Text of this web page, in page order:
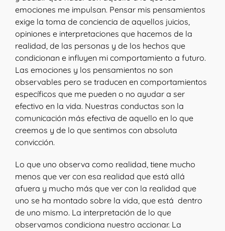
emociones me impulsan. Pensar mis pensamientos
exige la toma de conciencia de aquellos juicios,
opiniones e interpretaciones que hacemos de la
realidad, de las personas y de los hechos que
condicionan e influyen mi comportamiento a futuro.
Las emociones y los pensamientos no son
observables pero se traducen en comportamientos
específicos que me pueden o no ayudar a ser
efectivo en la vida. Nuestras conductas son la
comunicación más efectiva de aquello en lo que
creemos y de lo que sentimos con absoluta
convicción.
Lo que uno observa como realidad, tiene mucho
menos que ver con esa realidad que está allá
afuera y mucho más que ver con la realidad que
uno se ha montado sobre la vida, que está dentro
de uno mismo. La interpretación de lo que
observamos condiciona nuestro accionar. La